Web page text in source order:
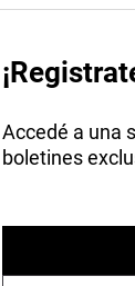
Accedé a una
boletines